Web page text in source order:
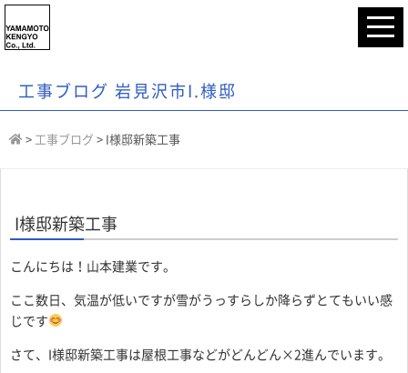
工事ブログ 岩見沢市I.様邸
> 工事ブログ > I様邸新築工事
I様邸新築工事
こんにちは！山本建業です。
ここ数日、気温が低いですが雪がうっすらしか降らずとてもいい感
じです
さて、I様邸新築工事は屋根工事などがどんどん×2進んでいます。